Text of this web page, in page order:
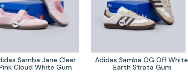
Samba Jane Clear
Cloud White Gum
Adidas Samba OG Off White
Earth Strata Gum